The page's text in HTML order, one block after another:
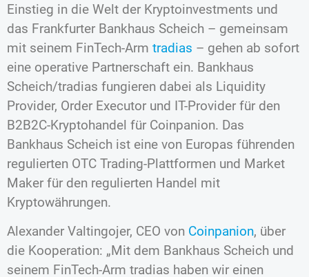
Einstieg in die Welt der Kryptoinvestments und
das Frankfurter Bankhaus Scheich – gemeinsam
mit seinem FinTech-Arm tradias – gehen ab sofort
eine operative Partnerschaft ein. Bankhaus
Scheich/tradias fungieren dabei als Liquidity
Provider, Order Executor und IT-Provider für den
B2B2C-Kryptohandel für Coinpanion. Das
Bankhaus Scheich ist eine von Europas führenden
regulierten OTC Trading-Plattformen und Market
Maker für den regulierten Handel mit
Kryptowährungen.
Alexander Valtingojer, CEO von Coinpanion, über
die Kooperation: „Mit dem Bankhaus Scheich und
seinem FinTech-Arm tradias haben wir einen